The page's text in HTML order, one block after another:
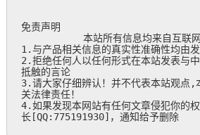
免责声明
本站所有信息均来自互联网
1.与产品相关信息的真实性准确性均由发
2.拒绝任何人以任何形式在本站发表与
抵触的言论
3.请大家仔细辨认！并不代表本站观点,
关法律责任！
4.如果发现本网站有任何文章侵犯你的
长[QQ:775191930]，通知给予删除